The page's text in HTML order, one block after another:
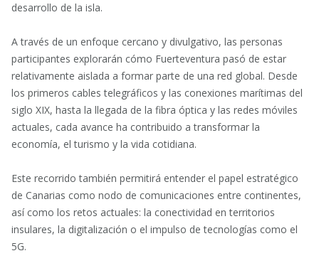
desarrollo de la isla.
A través de un enfoque cercano y divulgativo, las personas
participantes explorarán cómo Fuerteventura pasó de estar
relativamente aislada a formar parte de una red global. Desde
los primeros cables telegráficos y las conexiones marítimas del
siglo XIX, hasta la llegada de la fibra óptica y las redes móviles
actuales, cada avance ha contribuido a transformar la
economía, el turismo y la vida cotidiana.
Este recorrido también permitirá entender el papel estratégico
de Canarias como nodo de comunicaciones entre continentes,
así como los retos actuales: la conectividad en territorios
insulares, la digitalización o el impulso de tecnologías como el
5G.